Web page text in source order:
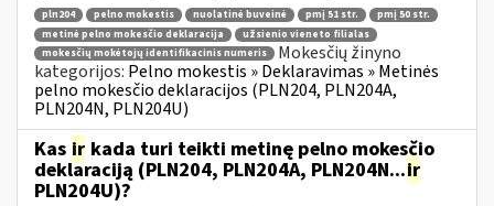
pln204 pelno mokestis nuolatinė buveinė pmį 51 str.
pmį 50 str.
metinė pelno mokesčio deklaracija
užsienio vieneto filialas
mokesčių mokėtojų identifikacinis numeris
Mokesčių žinyno
kategorijos: Pelno mokestis » Deklaravimas » Metinės
pelno mokesčio deklaracijos (PLN204, PLN204A,
PLN204N, PLN204U)
Kas ir kada turi teikti metinę pelno mokesčio
deklaraciją (PLN204, PLN204A, PLN204N...ir
PLN204U)?